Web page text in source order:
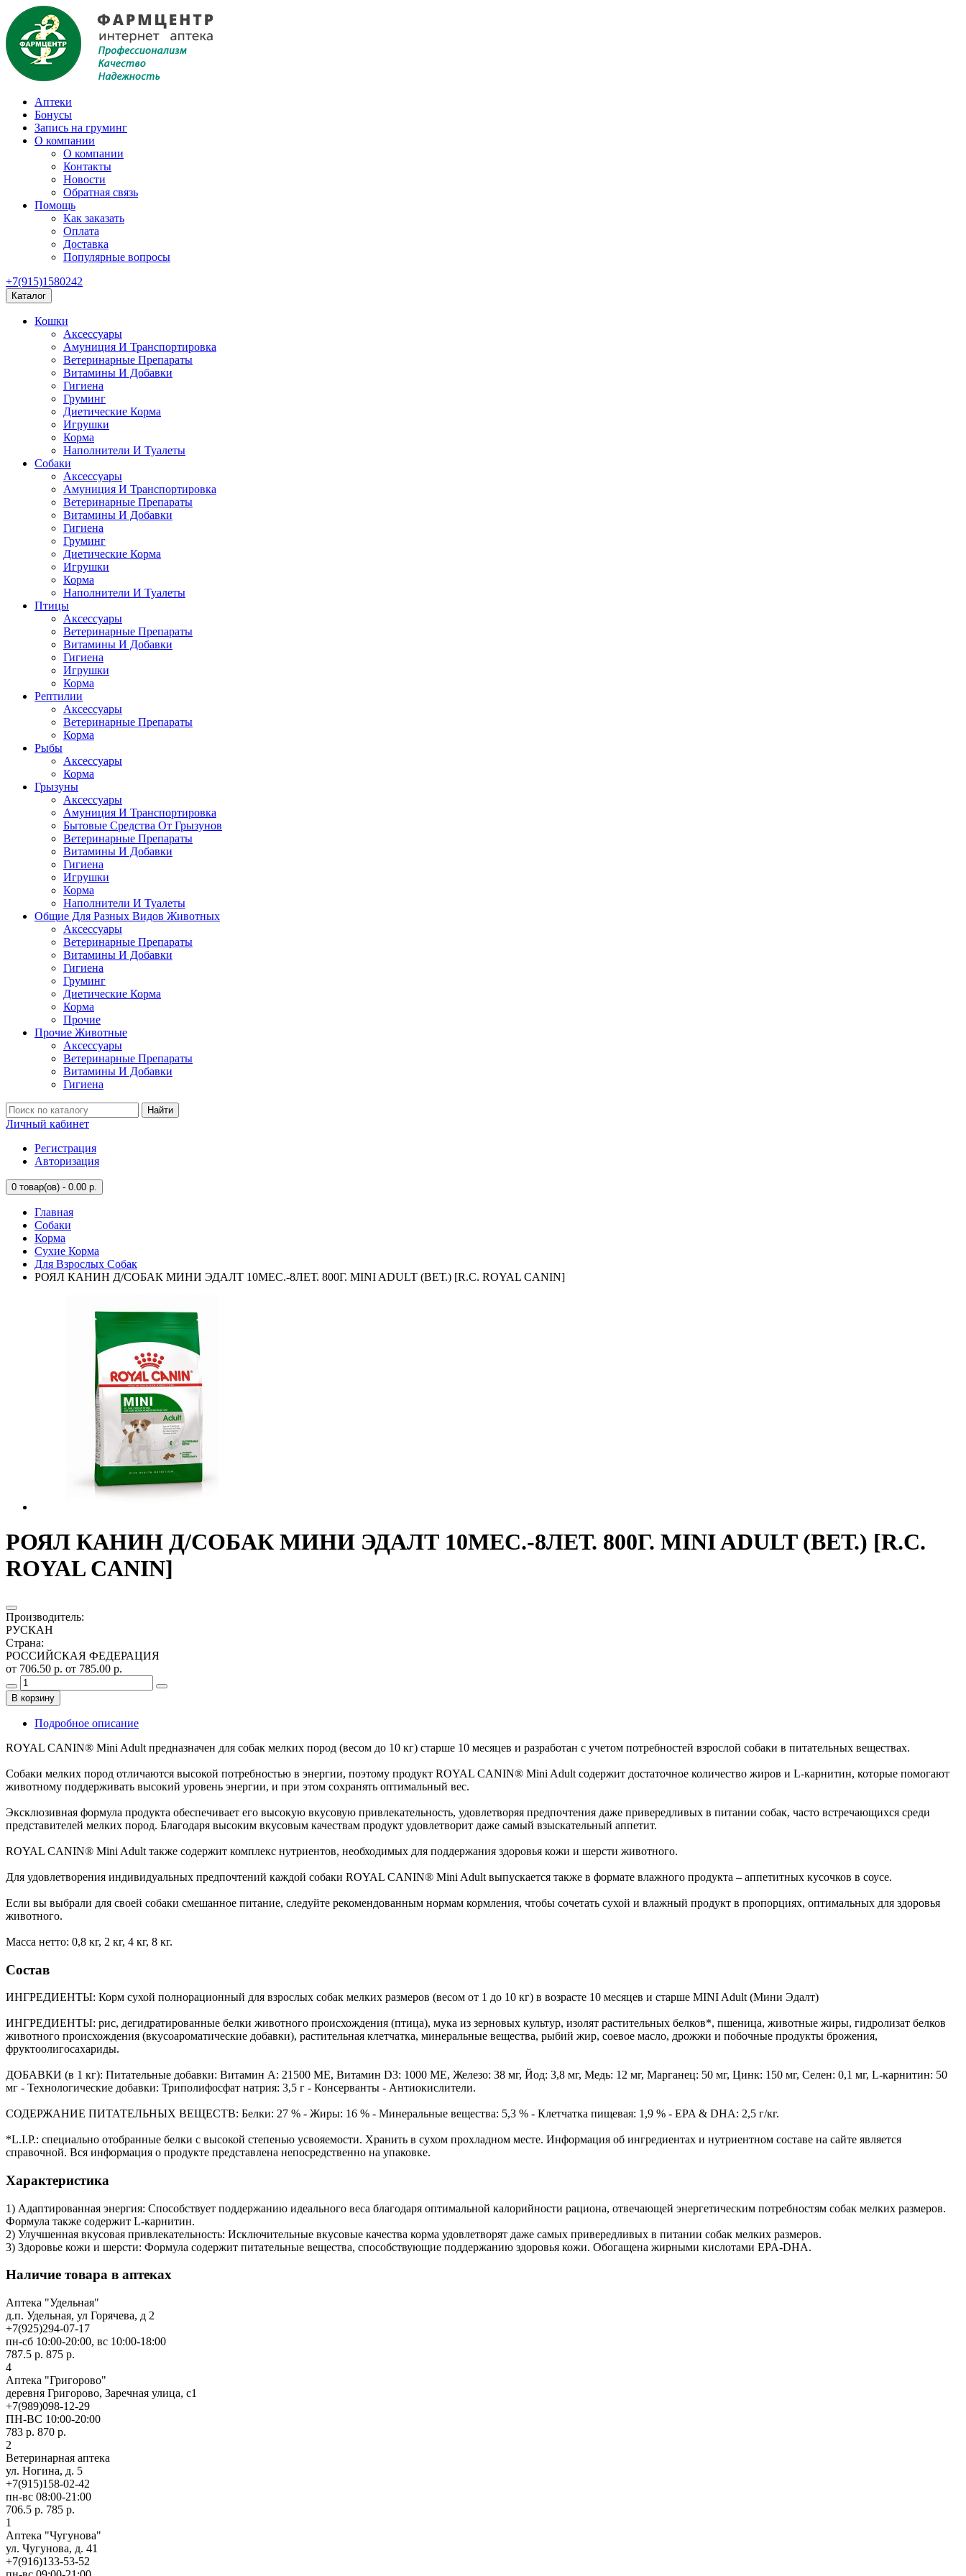
Аптеки
Бонусы
Запись на груминг
О компании
О компании
Контакты
Новости
Обратная связь
Помощь
Как заказать
Оплата
Доставка
Популярные вопросы
+7(915)1580242
Каталог
Кошки
Аксессуары
Амуниция И Транспортировка
Ветеринарные Препараты
Витамины И Добавки
Гигиена
Груминг
Диетические Корма
Игрушки
Корма
Наполнители И Туалеты
Собаки
Аксессуары
Амуниция И Транспортировка
Ветеринарные Препараты
Витамины И Добавки
Гигиена
Груминг
Диетические Корма
Игрушки
Корма
Наполнители И Туалеты
Птицы
Аксессуары
Ветеринарные Препараты
Витамины И Добавки
Гигиена
Игрушки
Корма
Рептилии
Аксессуары
Ветеринарные Препараты
Корма
Рыбы
Аксессуары
Корма
Грызуны
Аксессуары
Амуниция И Транспортировка
Бытовые Средства От Грызунов
Ветеринарные Препараты
Витамины И Добавки
Гигиена
Игрушки
Корма
Наполнители И Туалеты
Общие Для Разных Видов Животных
Аксессуары
Ветеринарные Препараты
Витамины И Добавки
Гигиена
Груминг
Диетические Корма
Корма
Прочие
Прочие Животные
Аксессуары
Ветеринарные Препараты
Витамины И Добавки
Гигиена
Найти
Личный кабинет
Регистрация
Авторизация
0 товар(ов) - 0.00 р.
Главная
Собаки
Корма
Сухие Корма
Для Взрослых Собак
РОЯЛ КАНИН Д/СОБАК МИНИ ЭДАЛТ 10МЕС.-8ЛЕТ. 800Г. MINI ADULT (ВЕТ.) [R.C. ROYAL CANIN]
РОЯЛ КАНИН Д/СОБАК МИНИ ЭДАЛТ 10МЕС.-8ЛЕТ. 800Г. MINI ADULT (ВЕТ.) [R.C.
ROYAL CANIN]
Производитель:
РУСКАН
Страна:
РОССИЙСКАЯ ФЕДЕРАЦИЯ
от 706.50 р. от 785.00 р.
В корзину
Подробное описание
ROYAL CANIN® Mini Adult предназначен для собак мелких пород (весом до 10 кг) старше 10 месяцев и разработан с учетом потребностей взрослой собаки в питательных веществах.
Собаки мелких пород отличаются высокой потребностью в энергии, поэтому продукт ROYAL CANIN® Mini Adult содержит достаточное количество жиров и L-карнитин, которые помогают
животному поддерживать высокий уровень энергии, и при этом сохранять оптимальный вес.
Эксклюзивная формула продукта обеспечивает его высокую вкусовую привлекательность, удовлетворяя предпочтения даже привередливых в питании собак, часто встречающихся среди
представителей мелких пород. Благодаря высоким вкусовым качествам продукт удовлетворит даже самый взыскательный аппетит.
ROYAL CANIN® Mini Adult также содержит комплекс нутриентов, необходимых для поддержания здоровья кожи и шерсти животного.
Для удовлетворения индивидуальных предпочтений каждой собаки ROYAL CANIN® Mini Adult выпускается также в формате влажного продукта – аппетитных кусочков в соусе.
Если вы выбрали для своей собаки смешанное питание, следуйте рекомендованным нормам кормления, чтобы сочетать сухой и влажный продукт в пропорциях, оптимальных для здоровья
животного.
Масса нетто: 0,8 кг, 2 кг, 4 кг, 8 кг.
Состав
ИНГРЕДИЕНТЫ: Корм сухой полнорационный для взрослых собак мелких размеров (весом от 1 до 10 кг) в возрасте 10 месяцев и старше MINI Adult (Мини Эдалт)
ИНГРЕДИЕНТЫ: рис, дегидратированные белки животного происхождения (птица), мука из зерновых культур, изолят растительных белков*, пшеница, животные жиры, гидролизат белков
животного происхождения (вкусоароматические добавки), растительная клетчатка, минеральные вещества, рыбий жир, соевое масло, дрожжи и побочные продукты брожения,
фруктоолигосахариды.
ДОБАВКИ (в 1 кг): Питательные добавки: Витамин A: 21500 ME, Витамин D3: 1000 ME, Железо: 38 мг, Йод: 3,8 мг, Медь: 12 мг, Марганец: 50 мг, Цинк: 150 мг, Ceлeн: 0,1 мг, L-карнитин: 50
мг - Технологические добавки: Триполифосфат натрия: 3,5 г - Консерванты - Антиокислители.
СОДЕРЖАНИЕ ПИТАТЕЛЬНЫХ ВЕЩЕСТВ: Белки: 27 % - Жиры: 16 % - Минеральные вещества: 5,3 % - Клетчатка пищевая: 1,9 % - EPA & DHA: 2,5 г/кг.
*L.I.P.: специально отобранные белки с высокой степенью усвояемости. Хранить в сухом прохладном месте. Информация об ингредиентах и нутриентном составе на сайте является
справочной. Вся информация о продукте представлена непосредственно на упаковке.
Характеристика
1) Адаптированная энергия: Способствует поддержанию идеального веса благодаря оптимальной калорийности рациона, отвечающей энергетическим потребностям собак мелких размеров.
Формула также содержит L-карнитин.
2) Улучшенная вкусовая привлекательность: Исключительные вкусовые качества корма удовлетворят даже самых привередливых в питании собак мелких размеров.
3) Здоровье кожи и шерсти: Формула содержит питательные вещества, способствующие поддержанию здоровья кожи. Обогащена жирными кислотами EPA-DHA.
Наличие товара в аптеках
Аптека "Удельная"
д.п. Удельная, ул Горячева, д 2
+7(925)294-07-17
пн-сб 10:00-20:00, вс 10:00-18:00
787.5 р. 875 р.
4
Аптека "Григорово"
деревня Григорово, Заречная улица, с1
+7(989)098-12-29
ПН-ВС 10:00-20:00
783 р. 870 р.
2
Ветеринарная аптека
ул. Ногина, д. 5
+7(915)158-02-42
пн-вс 08:00-21:00
706.5 р. 785 р.
1
Аптека "Чугунова"
ул. Чугунова, д. 41
+7(916)133-53-52